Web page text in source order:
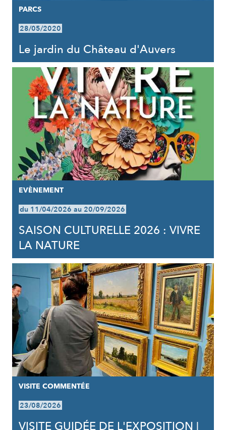
PARCS
28/05/2020
Le jardin du Château d'Auvers
EVÈNEMENT
du 11/04/2026 au 20/09/2026
SAISON CULTURELLE 2026 : VIVRE
LA NATURE
VISITE COMMENTÉE
23/08/2026
VISITE GUIDÉE DE L'EXPOSITION |